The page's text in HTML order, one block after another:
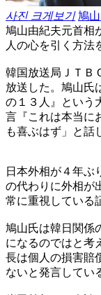
사진 크게보기 鳩
鳩山由紀夫元首相
人の心を引く方法
韓国放送局ＪＴＢ
放送した。鳩山氏
の１３人』という
言『これは本当に
も喜ぶはず」と話
日本外相が４年ぶ
の代わりに外相が
常に重視している
鳩山氏は韓日関係
になるのではと考
長は個人の損害賠
ないと発言してい